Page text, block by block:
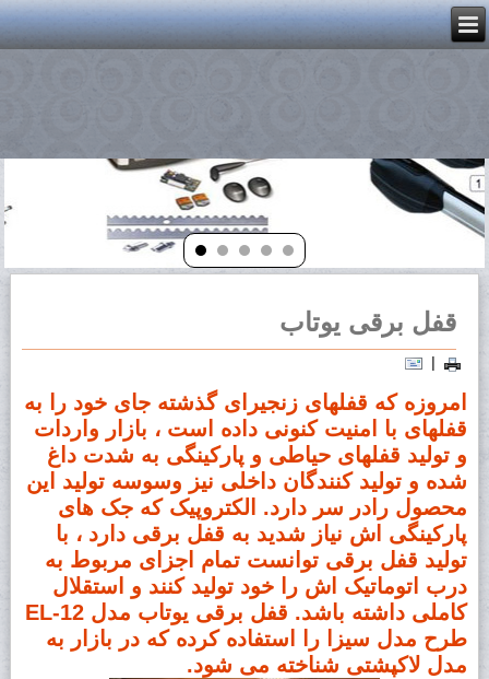
قفل برقی یوتاب
امروزه که قفلهای زنجیرای گذشته جای خود را به
قفلهای با امنیت کنونی داده است ، بازار واردات
و تولید قفلهای حیاطی و پارکینگی به شدت داغ
شده و تولید کنندگان داخلی نیز وسوسه تولید این
محصول رادر سر دارد. الکتروپیک که جک های
پارکینگی اش نیاز شدید به قفل برقی دارد ، با
تولید قفل برقی توانست تمام اجزای مربوط به
درب اتوماتیک اش را خود تولید کنند و استقلال
کاملی داشته باشد. قفل برقی یوتاب مدل EL-12
طرح مدل سیزا را استفاده کرده که در بازار به
مدل لاکپشتی شناخته می شود.